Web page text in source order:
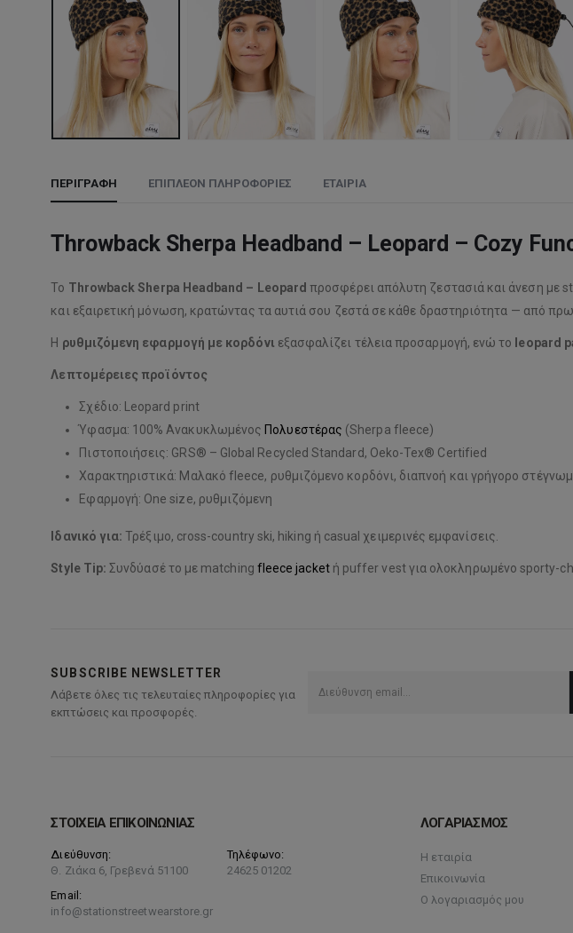
ΠΕΡΙΓΡΑΦΉ ΕΠΙΠΛΈΟΝ ΠΛΗΡΟΦΟΡΊΕΣ ΕΤΑΙΡΊΑ
Throwback Sherpa Headband – Leopard – Cozy
Το Throwback Sherpa Headband – Leopard προσφέρει απόλυτη ζεστασιά και άνεση με
και εξαιρετική μόνωση, κρατώντας τα αυτιά σου ζεστά σε κάθε δραστηριότητα — από
Η ρυθμιζόμενη εφαρμογή με κορδόνι εξασφαλίζει τέλεια προσαρμογή, ενώ το leopard
Λεπτομέρειες προϊόντος
Σχέδιο: Leopard print
Ύφασμα: 100% Ανακυκλωμένος Πολυεστέρας (Sherpa fleece)
Πιστοποιήσεις: GRS® – Global Recycled Standard, Oeko-Tex® Certified
Χαρακτηριστικά: Μαλακό fleece, ρυθμιζόμενο κορδόνι, διαπνοή και γρήγορο
Εφαρμογή: One size, ρυθμιζόμενη
Ιδανικό για: Τρέξιμο, cross-country ski, hiking ή casual χειμερινές εμφανίσεις.
Style Tip: Συνδύασέ το με matching fleece jacketή puffer vest για ολοκληρωμένο sporty-
SUBSCRIBE NEWSLETTER
Λάβετε όλες τις τελευταίες πληροφορίες για
εκπτώσεις και προσφορές.
ΣΤΟΙΧΕΙΑ ΕΠΙΚΟΙΝΩΝΙΑΣ
Διεύθυνση:
Θ. Ζιάκα 6, Γρεβενά 51100
Τηλέφωνο:
24625 01202
Email:
info@stationstreetwearstore.gr
ΛΟΓΑΡΙΑΣΜΟΣ
Η εταιρία
Επικοινωνία
Ο λογαριασμός μου